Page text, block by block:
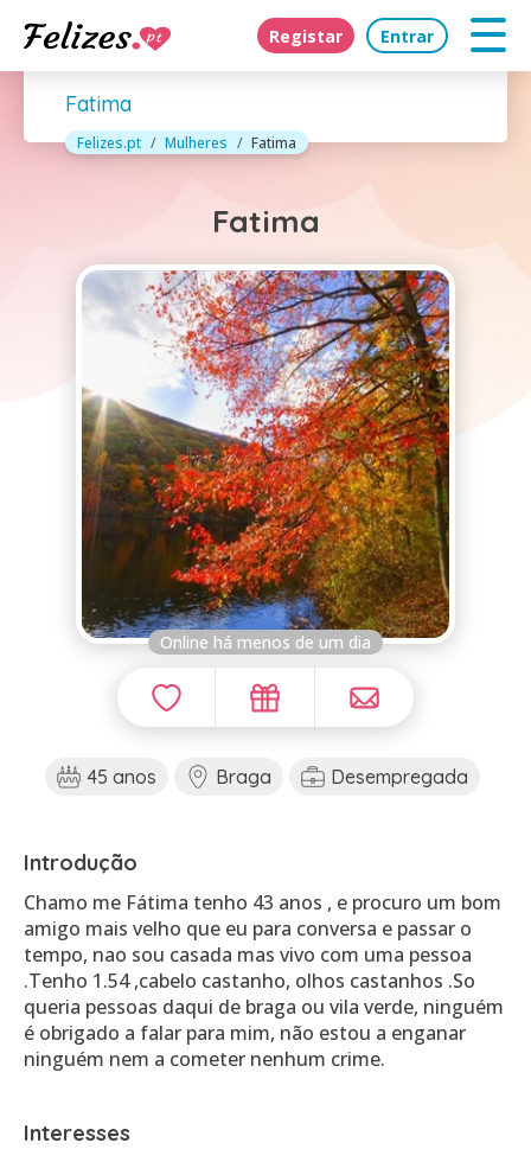
Registar Entrar
Fatima
Felizes.pt Mulheres Fatima
Fatima
Online há menos de um dia
45 anos Braga Desempregada
Introdução
Chamo me Fátima tenho 43 anos , e procuro um bom
amigo mais velho que eu para conversa e passar o
tempo, nao sou casada mas vivo com uma pessoa
.Tenho 1.54 ,cabelo castanho, olhos castanhos .So
queria pessoas daqui de braga ou vila verde, ninguém
é obrigado a falar para mim, não estou a enganar
ninguém nem a cometer nenhum crime.
Interesses